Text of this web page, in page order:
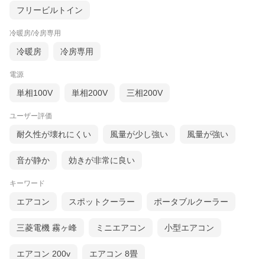
フリービルトイン
冷暖房/冷房専用
冷暖房 冷房専用
電源
単相100V 単相200V 三相200V
ユーザー評価
耐久性が壊れにくい 風量が少し強い 風量が強い
音が静か 効きが非常に良い
キーワード
エアコン スポットクーラー ポータブルクーラー
三菱電機 霧ヶ峰 ミニエアコン 小型エアコン
エアコン 200v エアコン 8畳